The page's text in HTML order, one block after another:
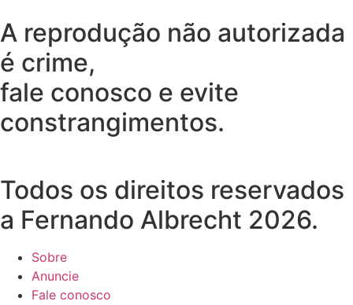
A reprodução não autorizada
é crime,
fale conosco e evite
constrangimentos.
Todos os direitos reservados
a Fernando Albrecht 2026.
Sobre
Anuncie
Fale conosco